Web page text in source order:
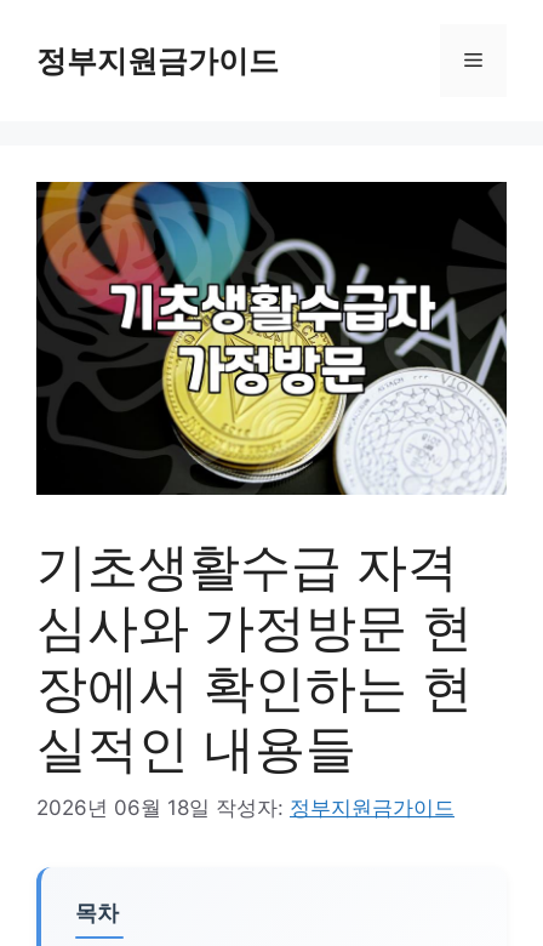
정부지원금가이드 메
기초생활수급 자격
심사와 가정방문 현
장에서 확인하는 현
실적인 내용들
2026년 06월 18일 작성자: 정부지원금가이드
목차